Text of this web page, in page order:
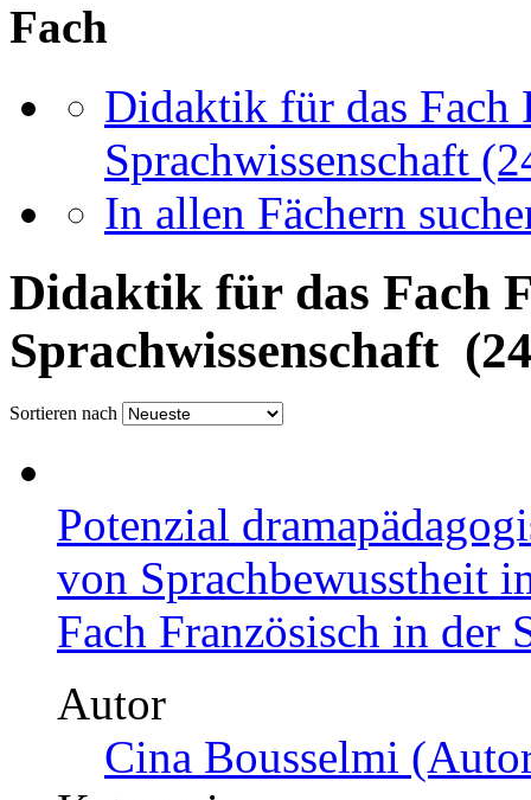
Fach
Didaktik für das Fach
Sprachwissenschaft
In allen Fächern
Didaktik für das Fach
Sprachwissenschaft
Sortieren nach
Potenzial
von Sprachbewusstheit
Fach Französisch in der
Autor
Cina Bousselmi